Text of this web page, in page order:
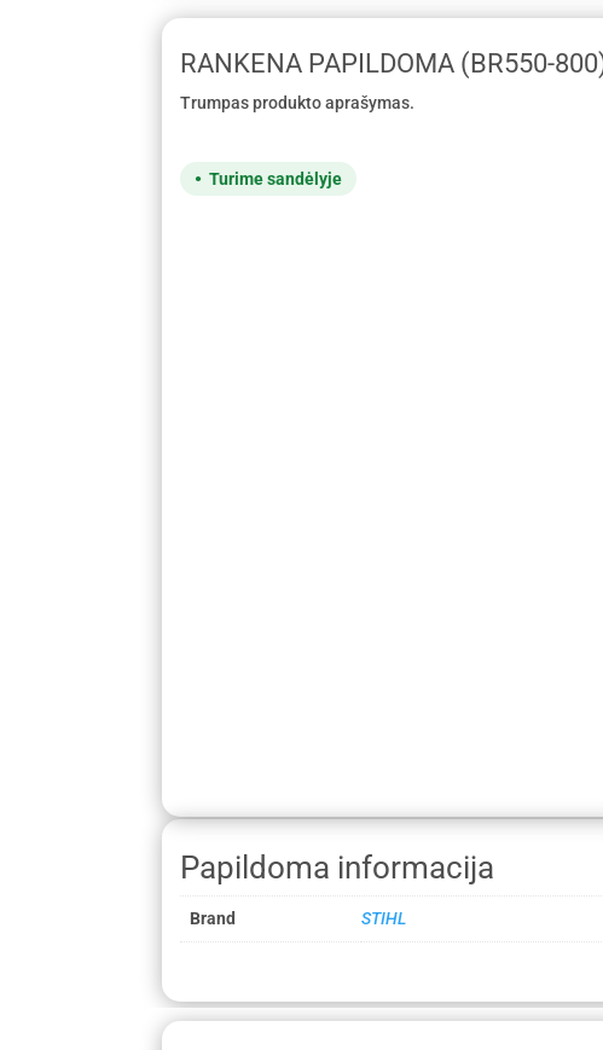
RANKENA PAPILDOMA (BR550-
Trumpas produkto aprašymas.
Turime sandėlyje
Papildoma informacija
Brand STIHL